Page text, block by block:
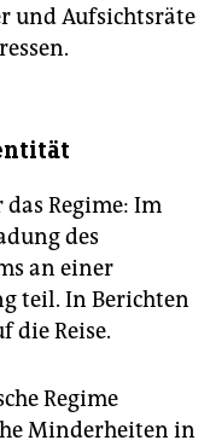
und Aufsichtsräte
Regime: Im
des
an einer
teil. In Berichten
die Reise.
Regime
Minderheiten in